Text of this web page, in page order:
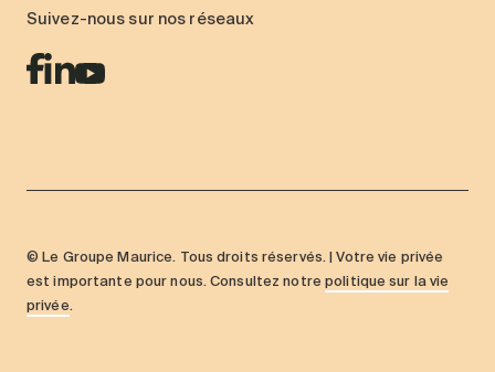
Suivez-nous sur nos réseaux
© Le Groupe Maurice. Tous droits réservés. | Votre vie privée
est importante pour nous. Consultez notrepolitique sur la vie
privée.